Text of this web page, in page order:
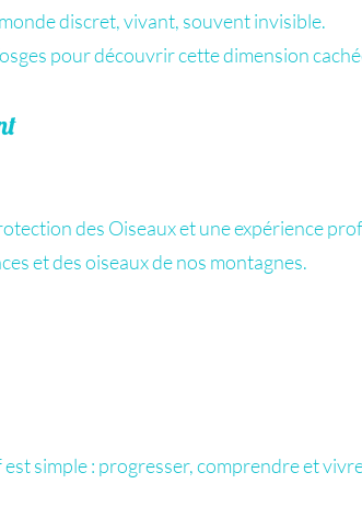
discret, vivant, souvent invisible.
pour découvrir cette dimension
des Oiseaux et une expérience
et des oiseaux de nos montagnes.
simple : progresser, comprendre et